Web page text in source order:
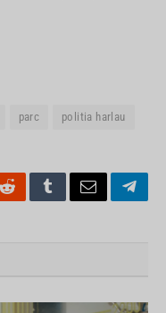
parc politia harlau
RedditTumblrEmail